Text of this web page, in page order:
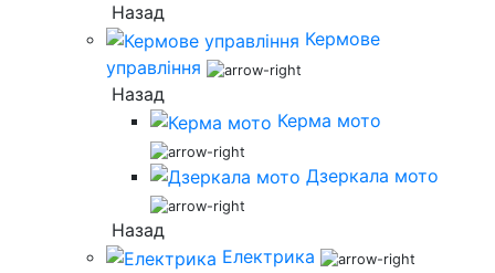
Назад
Кермове
управління
Назад
Керма мото
Дзеркала мото
Назад
Електрика